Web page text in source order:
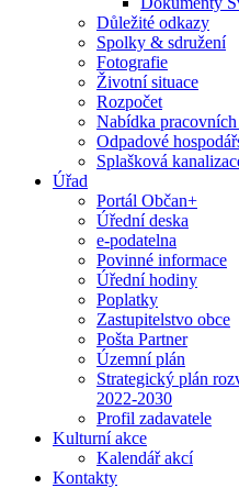
Důležité odkazy
Spolky & sdružení
Fotografie
Životní situace
Rozpočet
Nabídka
Odpadové
Splašková
Úřad
Portál Občan+
Úřední deska
e-podatelna
Povinné informace
Úřední hodiny
Poplatky
Zastupitelstvo obce
Pošta Partner
Územní plán
Strategický plán
2022-2030
Profil zadavatele
Kulturní akce
Kalendář akcí
Kontakty